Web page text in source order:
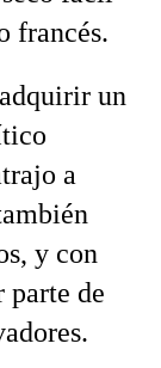
francés.
un
a
y con
parte de